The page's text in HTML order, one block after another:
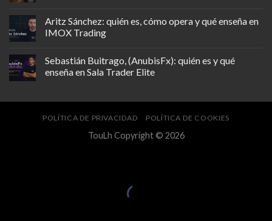
Aritz Sánchez: quién es, cómo opera y qué enseña en
IMOX Trading
Sebastián Buitrago, (AnubisFx): quién es y qué
enseña en Sala Trader Elite
POLÍTICA DE PRIVACIDAD POLÍTICA DE COOKIES
TouLh Copyright © 2026